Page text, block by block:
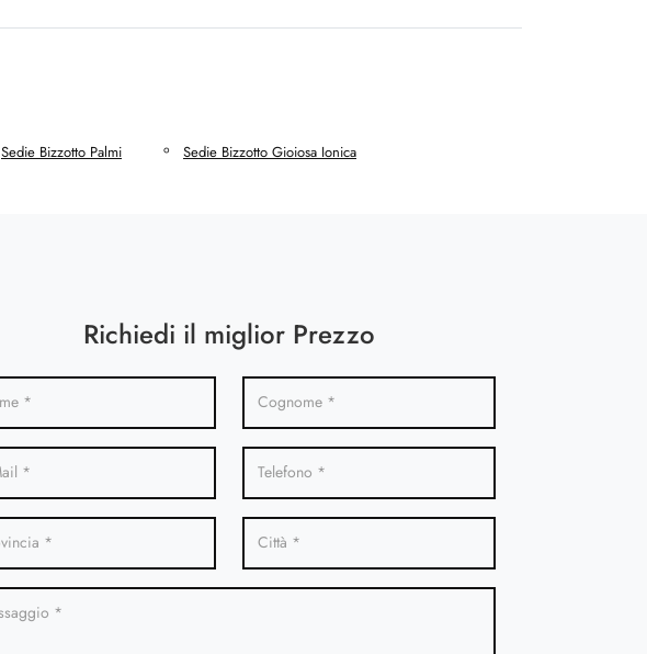
Sedie Bizzotto Palmi Sedie Bizzotto Gioiosa Ionica
Richiedi il miglior Prezzo